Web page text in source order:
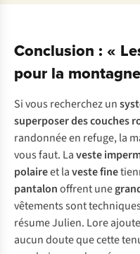
Conclusion : «
pour la
Si vous recherchez un
superposer des couches
randonnée en refuge, la
vous faut. Laveste
polaireet laveste fine
pantalonoffrent une
vêtements sont
résume Julien. Lore
aucun doute que cette